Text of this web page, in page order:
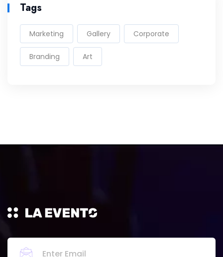
Tags
Marketing Gallery Corporate
Branding Art